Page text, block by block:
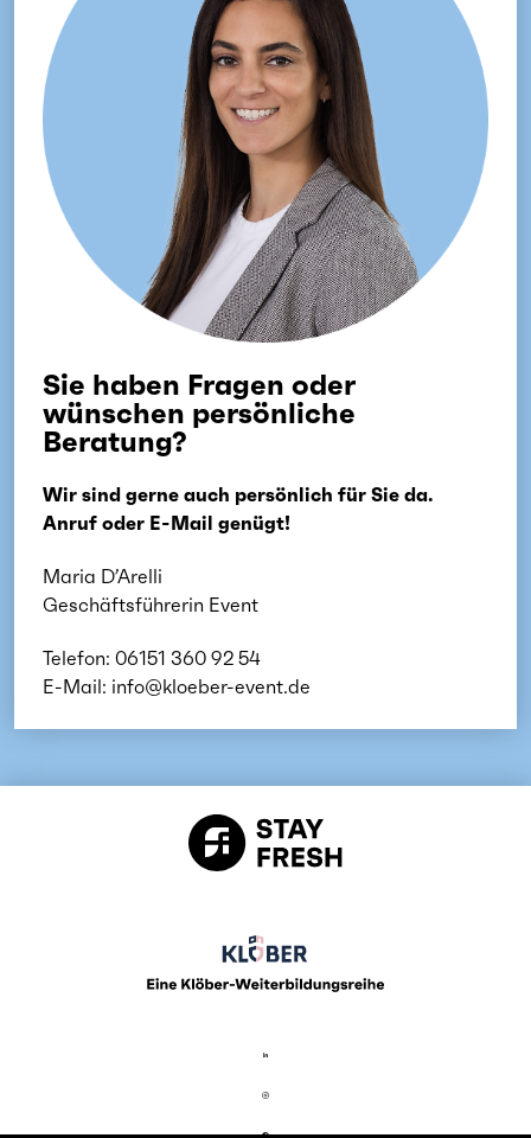
Sie haben Fragen oder
wünschen persönliche
Beratung?
Wir sind gerne auch persönlich für Sie da.
Anruf oder E-Mail genügt!
Maria D’Arelli
Geschäftsführerin Event
Telefon: 06151 360 92 54
E-Mail: info@kloeber-event.de